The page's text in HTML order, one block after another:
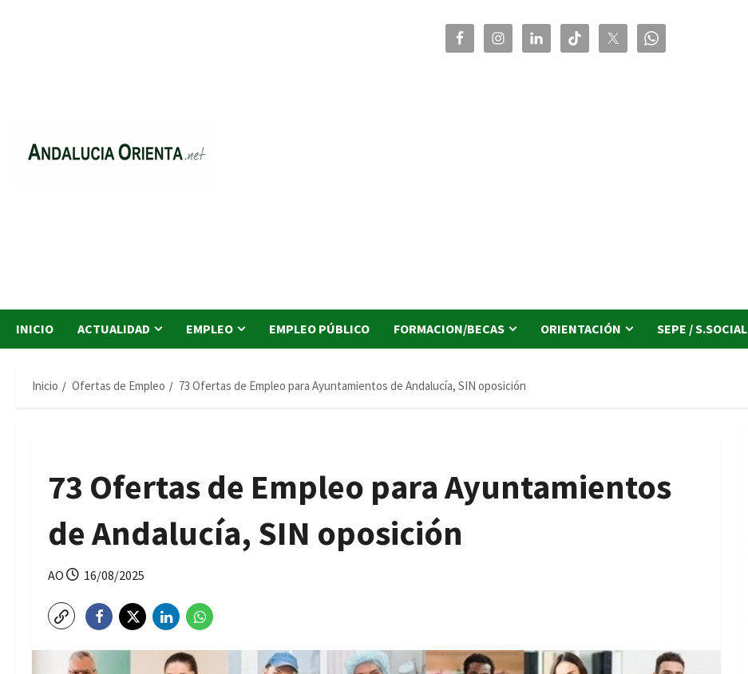
INICIO ACTUALIDAD EMPLEO EMPLEO PÚBLICO FORMACION/BECAS ORIENTACIÓN SEPE / S.SOCIAL
Inicio Ofertas de Empleo 73 Ofertas de Empleo para Ayuntamientos de Andalucía, SIN oposición
73 Ofertas de Empleo para Ayuntamientos
de Andalucía, SIN oposición
AO 16/08/2025